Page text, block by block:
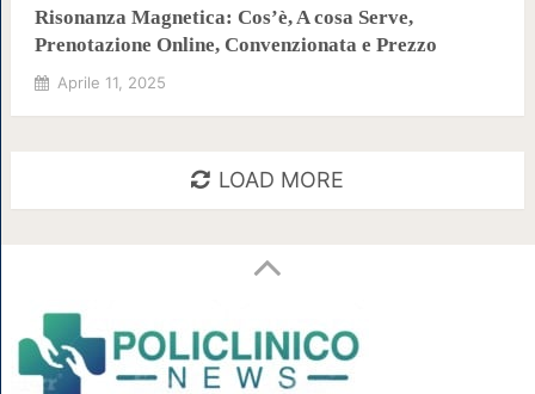
Risonanza Magnetica: Cos’è, A cosa Serve,
Prenotazione Online, Convenzionata e Prezzo
Aprile 11, 2025
LOAD MORE